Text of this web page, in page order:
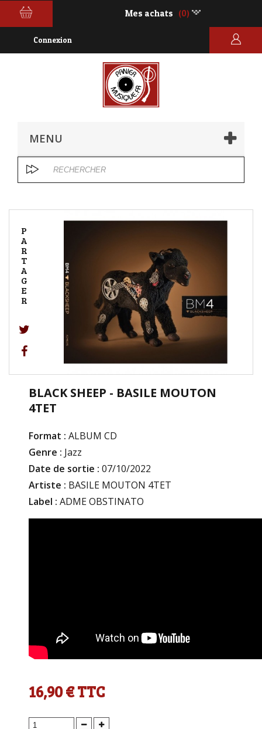
Mes achats (0)
Connexion
MENU
P
A
R
T
A
G
E
R
BLACK SHEEP - BASILE MOUTON
4TET
Format : ALBUM CD
Genre : Jazz
Date de sortie : 07/10/2022
Artiste : BASILE MOUTON 4TET
Label : ADME OBSTINATO
16,90 €TTC